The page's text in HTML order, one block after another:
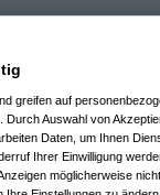
greifen auf
Auswahl von
Daten, um Ihnen
Ihrer Einwilligung
möglicherweise